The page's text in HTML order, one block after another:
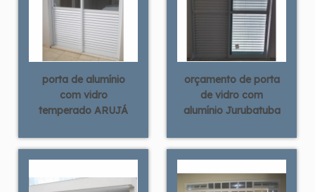
porta de alumínio
com vidro
temperado ARUJÁ
orçamento de porta
de vidro com
alumínio Jurubatuba